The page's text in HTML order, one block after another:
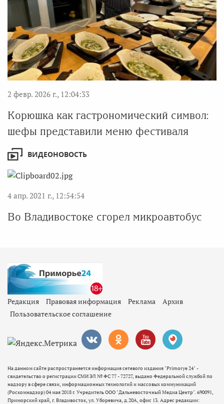
2 февр. 2026 г., 12:04:33
Корюшка как гастрономический символ:
шефы представили меню фестиваля
ВИДЕОНОВОСТЬ
4 апр. 2021 г., 12:54:54
Во Владивостоке сгорел микроавтобус
Редакция Правовая информация Реклама
Архив
Пользовательское соглашение
На данном сайте распространяется информация сетевого издания "Primorye 24" -
свидетельство о регистрации СМИ ЭЛ № ФС 77 - 72727, выдано Федеральной службой по
надзору в сфере связи, информационных технологий и массовых коммуникаций
(Роскомнадзор) 04 мая 2018 г. Учредитель ООО "Дальневосточный Медиа Центр". 690091,
Приморский край, г. Владивосток, ул. Уборевича, д.20А, офис 13. Адрес редакции: